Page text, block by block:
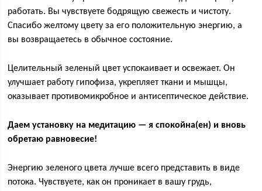
работать. Вы чувствуете бодрящую свежесть и чистоту.
Спасибо желтому цвету за его положительную энергию, а
вы возвращаетесь в обычное состояние.
Целительный зеленый цвет успокаивает и освежает. Он
улучшает работу гипофиза, укрепляет ткани и мышцы,
оказывает противомикробное и антисептическое действие.
Даем установку на медитацию — я спокойна(ен) и вновь
обретаю равновесие!
Энергию зеленого цвета лучше всего представить в виде
потока. Чувствуете, как он проникает в вашу грудь,